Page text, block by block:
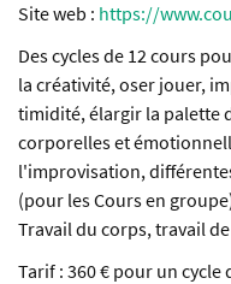
Site web : https://
Des cycles de 12 cours
la créativité, oser jouer,
timidité, élargir la palette
corporelles et
l'improvisation,
(pour les Cours en
Travail du corps, travail
Tarif : 360 € pour un